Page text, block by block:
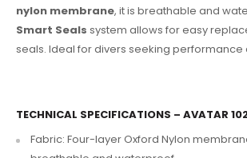
nylon membrane, it is breathable and
Smart Seals system allows for easy
seals. Ideal for divers seeking performance
TECHNICAL SPECIFICATIONS – AVATAR
Fabric: Four-layer Oxford Nylon